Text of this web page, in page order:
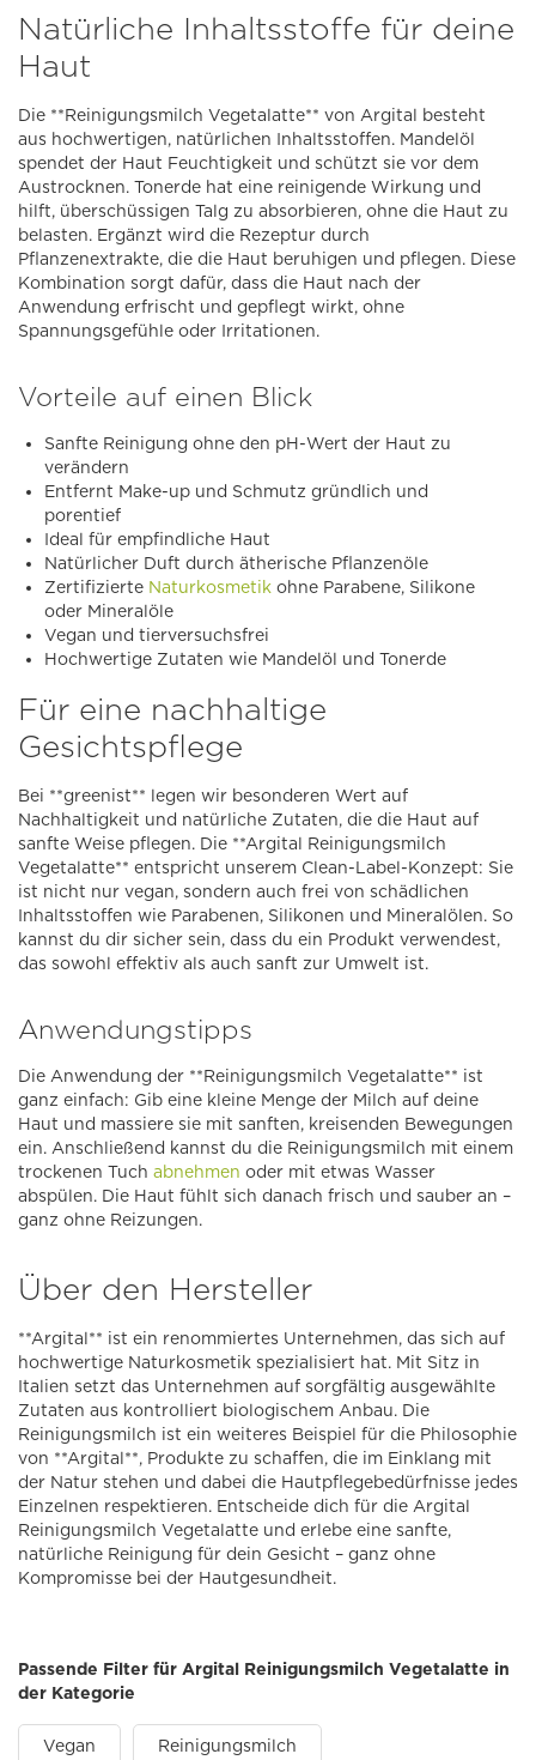
Natürliche Inhaltsstoffe für deine
Haut
Die **Reinigungsmilch Vegetalatte** von Argital besteht
aus hochwertigen, natürlichen Inhaltsstoffen. Mandelöl
spendet der Haut Feuchtigkeit und schützt sie vor dem
Austrocknen. Tonerde hat eine reinigende Wirkung und
hilft, überschüssigen Talg zu absorbieren, ohne die Haut zu
belasten. Ergänzt wird die Rezeptur durch
Pflanzenextrakte, die die Haut beruhigen und pflegen. Diese
Kombination sorgt dafür, dass die Haut nach der
Anwendung erfrischt und gepflegt wirkt, ohne
Spannungsgefühle oder Irritationen.
Vorteile auf einen Blick
Sanfte Reinigung ohne den pH-Wert der Haut zu
verändern
Entfernt Make-up und Schmutz gründlich und
porentief
Ideal für empfindliche Haut
Natürlicher Duft durch ätherische Pflanzenöle
Zertifizierte Naturkosmetik ohne Parabene, Silikone
oder Mineralöle
Vegan und tierversuchsfrei
Hochwertige Zutaten wie Mandelöl und Tonerde
Für eine nachhaltige
Gesichtspflege
Bei **greenist** legen wir besonderen Wert auf
Nachhaltigkeit und natürliche Zutaten, die die Haut auf
sanfte Weise pflegen. Die **Argital Reinigungsmilch
Vegetalatte** entspricht unserem Clean-Label-Konzept: Sie
ist nicht nur vegan, sondern auch frei von schädlichen
Inhaltsstoffen wie Parabenen, Silikonen und Mineralölen. So
kannst du dir sicher sein, dass du ein Produkt verwendest,
das sowohl effektiv als auch sanft zur Umwelt ist.
Anwendungstipps
Die Anwendung der **Reinigungsmilch Vegetalatte** ist
ganz einfach: Gib eine kleine Menge der Milch auf deine
Haut und massiere sie mit sanften, kreisenden Bewegungen
ein. Anschließend kannst du die Reinigungsmilch mit einem
trockenen Tuch abnehmen oder mit etwas Wasser
abspülen. Die Haut fühlt sich danach frisch und sauber an –
ganz ohne Reizungen.
Über den Hersteller
**Argital** ist ein renommiertes Unternehmen, das sich auf
hochwertige Naturkosmetik spezialisiert hat. Mit Sitz in
Italien setzt das Unternehmen auf sorgfältig ausgewählte
Zutaten aus kontrolliert biologischem Anbau. Die
Reinigungsmilch ist ein weiteres Beispiel für die Philosophie
von **Argital**, Produkte zu schaffen, die im Einklang mit
der Natur stehen und dabei die Hautpflegebedürfnisse jedes
Einzelnen respektieren. Entscheide dich für die Argital
Reinigungsmilch Vegetalatte und erlebe eine sanfte,
natürliche Reinigung für dein Gesicht – ganz ohne
Kompromisse bei der Hautgesundheit.
Passende Filter für Argital Reinigungsmilch Vegetalatte in
der Kategorie
Vegan Reinigungsmilch